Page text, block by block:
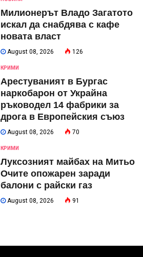
Милионерът Владо Загатото
искал да снабдява с кафе
новата власт
August 08, 2026 126
КРИМИ
Арестуваният в Бургас
наркобарон от Украйна
ръководел 14 фабрики за
дрога в Европейския съюз
August 08, 2026 70
КРИМИ
Луксозният майбах на Митьо
Очите опожарен заради
балони с райски газ
August 08, 2026 91